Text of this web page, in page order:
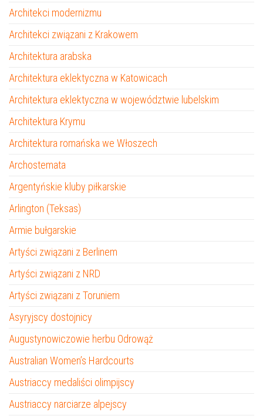
Architekci modernizmu
Architekci związani z Krakowem
Architektura arabska
Architektura eklektyczna w Katowicach
Architektura eklektyczna w województwie lubelskim
Architektura Krymu
Architektura romańska we Włoszech
Archostemata
Argentyńskie kluby piłkarskie
Arlington (Teksas)
Armie bułgarskie
Artyści związani z Berlinem
Artyści związani z NRD
Artyści związani z Toruniem
Asyryjscy dostojnicy
Augustynowiczowie herbu Odrowąż
Australian Women’s Hardcourts
Austriaccy medaliści olimpijscy
Austriaccy narciarze alpejscy